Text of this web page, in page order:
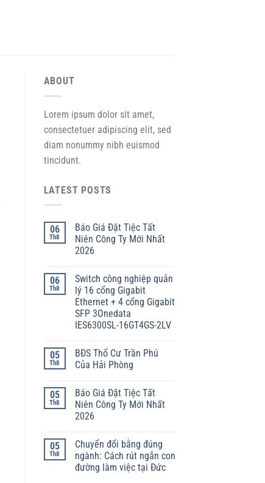
ABOUT
Lorem ipsum dolor sit amet,
consectetuer adipiscing elit, sed
diam nonummy nibh euismod
tincidunt.
LATEST POSTS
06
Th8
Báo Giá Đặt Tiệc Tất
Niên Công Ty Mới Nhất
2026
06
Th8
Switch công nghiệp quản
lý 16 cổng Gigabit
Ethernet + 4 cổng Gigabit
SFP 3Onedata
IES6300SL-16GT4GS-2LV
05
Th8
BĐS Thổ Cư Trần Phú
Của Hải Phòng
05
Th8
Báo Giá Đặt Tiệc Tất
Niên Công Ty Mới Nhất
2026
05
Th8
Chuyển đổi bằng đúng
ngành: Cách rút ngắn con
đường làm việc tại Đức